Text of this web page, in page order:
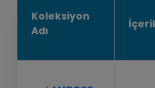
Koleksiyon
Adı